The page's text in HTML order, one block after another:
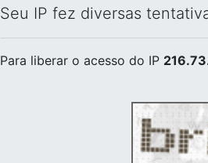
Seu IP fez diversas
Para liberar o acesso do IP